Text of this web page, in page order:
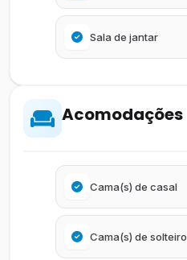
Sala de jantar
Acomodações
Cama(s) de casal
Cama(s) de solteiro